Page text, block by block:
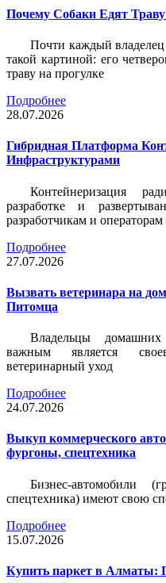
Почему Собаки Едят
Почти каждый владелец
такой картиной: его
траву на прогулке
Подробнее
28.07.2026
Гибридная Платформа
Инфраструктурами
Контейнеризация
разработке и
разработчикам и
Подробнее
27.07.2026
Вызвать ветеринара на
Питомца
Владельцы
важным является
ветеринарный уход
Подробнее
24.07.2026
Выкуп коммерческого
фургоны, спецтехника
Бизнес-автомобили
спецтехника) имеют свою
Подробнее
15.07.2026
Купить паркет в Алматы: